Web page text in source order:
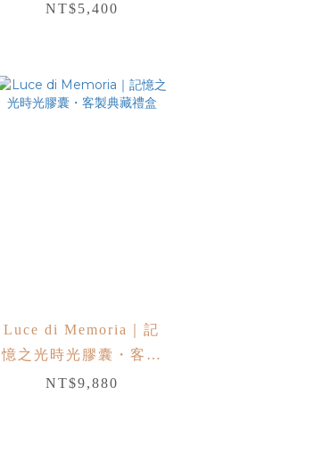
NT$5,400
Luce di Memoria｜記
憶之光時光膠囊・客製
典藏禮盒
NT$9,880